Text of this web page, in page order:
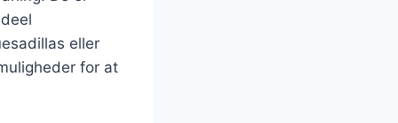
eller
for at